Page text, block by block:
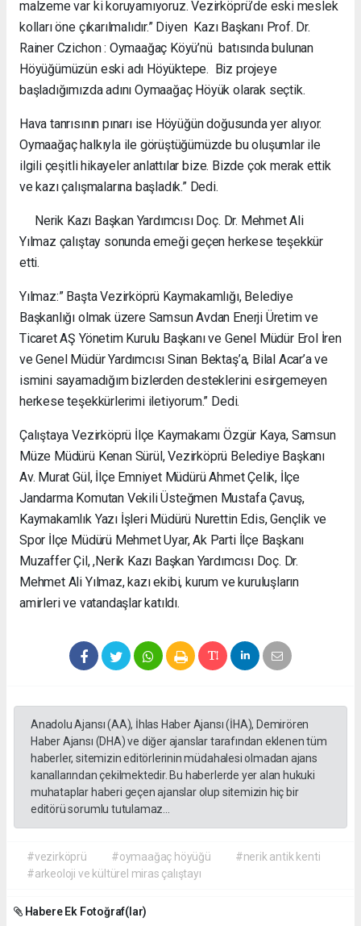
malzeme var ki koruyamıyoruz. Vezirköprü’de eski meslek
kolları öne çıkarılmalıdır.” Diyen Kazı Başkanı Prof. Dr.
Rainer Czichon : Oymaağaç Köyü’nü batısında bulunan
Höyüğümüzün eski adı Höyüktepe. Biz projeye
başladığımızda adını Oymaağaç Höyük olarak seçtik.
Hava tanrısının pınarı ise Höyüğün doğusunda yer alıyor.
Oymaağaç halkıyla ile görüştüğümüzde bu oluşumlar ile
ilgili çeşitli hikayeler anlattılar bize. Bizde çok merak ettik
ve kazı çalışmalarına başladık.” Dedi.
Nerik Kazı Başkan Yardımcısı Doç. Dr. Mehmet Ali
Yılmaz çalıştay sonunda emeği geçen herkese teşekkür
etti.
Yılmaz:” Başta Vezirköprü Kaymakamlığı, Belediye
Başkanlığı olmak üzere Samsun Avdan Enerji Üretim ve
Ticaret AŞ Yönetim Kurulu Başkanı ve Genel Müdür Erol İren
ve Genel Müdür Yardımcısı Sinan Bektaş’a, Bilal Acar’a ve
ismini sayamadığım bizlerden desteklerini esirgemeyen
herkese teşekkürlerimi iletiyorum.” Dedi.
Çalıştaya Vezirköprü İlçe Kaymakamı Özgür Kaya, Samsun
Müze Müdürü Kenan Sürül, Vezirköprü Belediye Başkanı
Av. Murat Gül, İlçe Emniyet Müdürü Ahmet Çelik, İlçe
Jandarma Komutan Vekili Üsteğmen Mustafa Çavuş,
Kaymakamlık Yazı İşleri Müdürü Nurettin Edis, Gençlik ve
Spor İlçe Müdürü Mehmet Uyar, Ak Parti İlçe Başkanı
Muzaffer Çil, ,Nerik Kazı Başkan Yardımcısı Doç. Dr.
Mehmet Ali Yılmaz, kazı ekibi, kurum ve kuruluşların
amirleri ve vatandaşlar katıldı.
Anadolu Ajansı (AA), İhlas Haber Ajansı (İHA), Demirören
Haber Ajansı (DHA) ve diğer ajanslar tarafından eklenen tüm
haberler, sitemizin editörlerinin müdahalesi olmadan ajans
kanallarından çekilmektedir. Bu haberlerde yer alan hukuki
muhataplar haberi geçen ajanslar olup sitemizin hiç bir
editörü sorumlu tutulamaz...
#vezirköprü #oymaağaç höyüğü
#nerik antik kenti
#arkeoloji ve kültürel miras çalıştayı
Habere Ek Fotoğraf(lar)